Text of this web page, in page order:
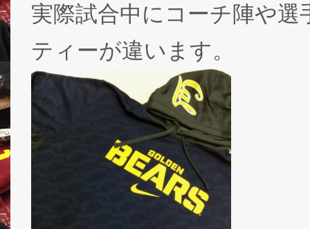
実際試合中にコーチ陣や
ティーが違います。